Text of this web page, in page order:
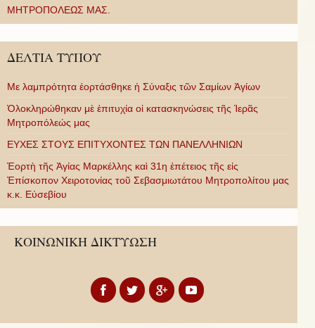
ΜΗΤΡΟΠΟΛΕΩΣ ΜΑΣ.
ΔΕΛΤΙΑ ΤΥΠΟΥ
Με λαμπρότητα ἑορτάσθηκε ἡ Σύναξις τῶν Σαμίων Ἁγίων
Ὁλοκληρώθηκαν μὲ ἐπιτυχία οἱ κατασκηνώσεις τῆς Ἱερᾶς
Μητροπόλεώς μας
ΕΥΧΕΣ ΣΤΟΥΣ ΕΠΙΤΥΧΟΝΤΕΣ ΤΩΝ ΠΑΝΕΛΛΗΝΙΩΝ
Ἑορτὴ τῆς Ἁγίας Μαρκέλλης καὶ 31η ἐπέτειος τῆς εἰς
Ἐπίσκοπον Χειροτονίας τοῦ Σεβασμιωτάτου Μητροπολίτου μας
κ.κ. Εὐσεβίου
ΚΟΙΝΩΝΙΚΗ ΔΙΚΤΥΩΣΗ